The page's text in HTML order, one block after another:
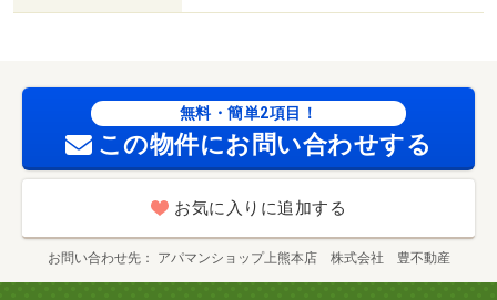
無料・簡単2項目！
この物件にお問い合わせする
お気に入りに追加する
お問い合わせ先 アパマンショップ上熊本店 株式会社 豊不動産